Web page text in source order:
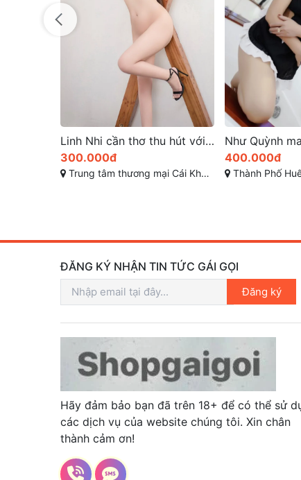
Như Quỳnh mang đến phong cách phục vụ chuyên nghiệp
400.000đ
Thành Phố Huế
700.000đ
TP Huế
ĐĂNG KÝ NHẬN TIN TỨC GÁI GỌI
Đăng ký
Hãy đảm bảo bạn đã trên 18+ để có thể sử
các dịch vụ của website chúng tôi. Xin chân
thành cảm ơn!